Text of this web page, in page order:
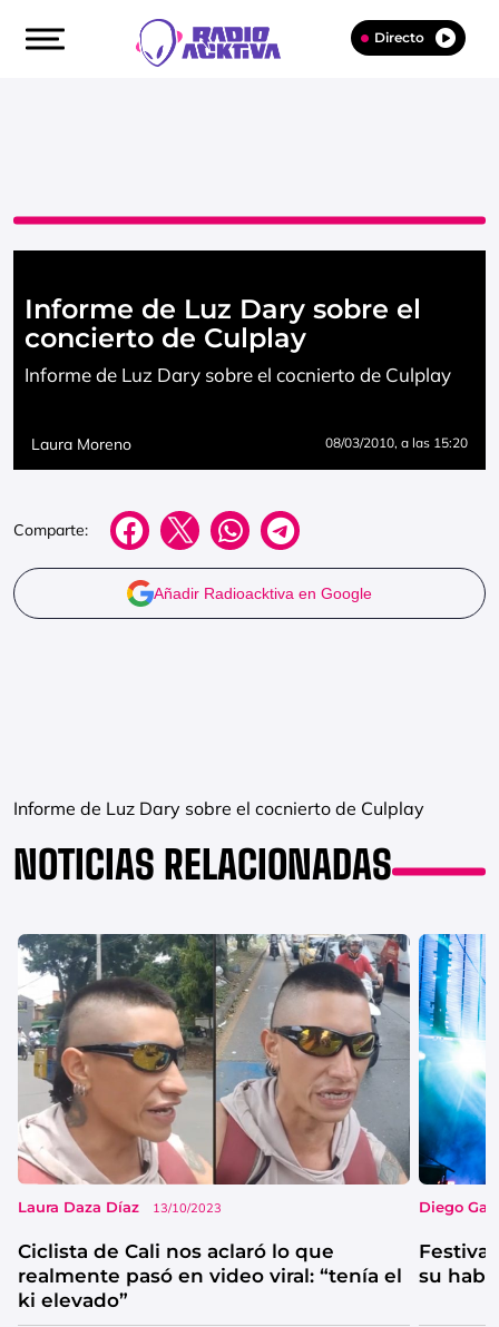
Directo
Informe de Luz Dary sobre el
concierto de Culplay
Informe de Luz Dary sobre el cocnierto de Culplay
Laura Moreno 08/03/2010, a las 15:20
Comparte:
Añadir Radioacktiva en Google
Informe de Luz Dary sobre el cocnierto de Culplay
NOTICIAS RELACIONADAS
Laura Daza Díaz 13/10/2023
Ciclista de Cali nos aclaró lo que
realmente pasó en video viral: “tenía el
ki elevado”
Diego
su